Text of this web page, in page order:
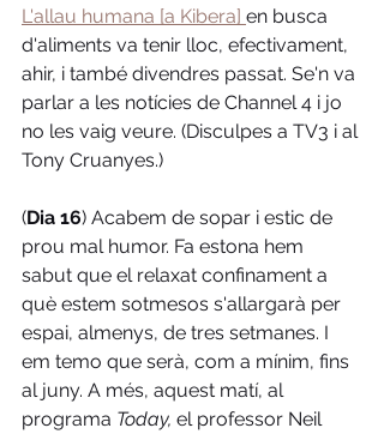
L'allau humana [a Kibera] en busca
d'aliments va tenir lloc, efectivament,
ahir, i també divendres passat. Se'n va
parlar a les notícies de Channel 4 i jo
no les vaig veure. (Disculpes a TV3 i al
Tony Cruanyes.)
(Dia 16) Acabem de sopar i estic de
prou mal humor. Fa estona hem
sabut que el relaxat confinament a
què estem sotmesos s'allargarà per
espai, almenys, de tres setmanes. I
em temo que serà, com a mínim, fins
al juny. A més, aquest matí, al
programa Today, el professor Neil